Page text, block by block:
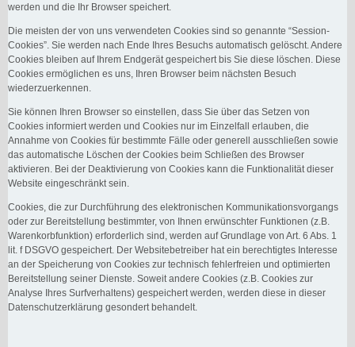
werden und die Ihr Browser speichert.
Die meisten der von uns verwendeten Cookies sind so genannte “Session-
Cookies”. Sie werden nach Ende Ihres Besuchs automatisch gelöscht. Andere
Cookies bleiben auf Ihrem Endgerät gespeichert bis Sie diese löschen. Diese
Cookies ermöglichen es uns, Ihren Browser beim nächsten Besuch
wiederzuerkennen.
Sie können Ihren Browser so einstellen, dass Sie über das Setzen von
Cookies informiert werden und Cookies nur im Einzelfall erlauben, die
Annahme von Cookies für bestimmte Fälle oder generell ausschließen sowie
das automatische Löschen der Cookies beim Schließen des Browser
aktivieren. Bei der Deaktivierung von Cookies kann die Funktionalität dieser
Website eingeschränkt sein.
Cookies, die zur Durchführung des elektronischen Kommunikationsvorgangs
oder zur Bereitstellung bestimmter, von Ihnen erwünschter Funktionen (z.B.
Warenkorbfunktion) erforderlich sind, werden auf Grundlage von Art. 6 Abs. 1
lit. f DSGVO gespeichert. Der Websitebetreiber hat ein berechtigtes Interesse
an der Speicherung von Cookies zur technisch fehlerfreien und optimierten
Bereitstellung seiner Dienste. Soweit andere Cookies (z.B. Cookies zur
Analyse Ihres Surfverhaltens) gespeichert werden, werden diese in dieser
Datenschutzerklärung gesondert behandelt.